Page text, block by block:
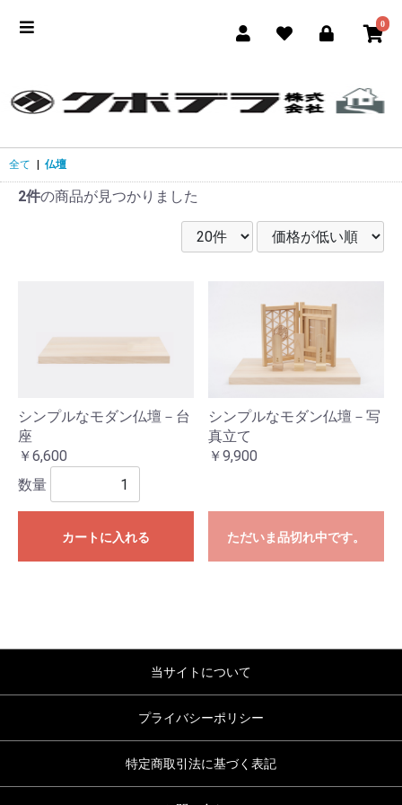
0
全て 仏壇
2件の商品が見つかりました
シンプルなモダン仏壇－台
座
￥6,600
数量
カートに入れる
シンプルなモダン仏壇－写
真立て
￥9,900
ただいま品切れ中です。
当サイトについて
プライバシーポリシー
特定商取引法に基づく表記